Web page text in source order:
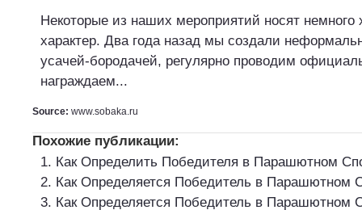
Некоторые из наших мероприятий носят немного
характер. Два года назад мы создали
усачей-бородачей, регулярно проводим
награждаем...
Source: www.sobaka.ru
Похожие публикации:
Как Определить Победителя в Парашютном
Как Определяется Победитель в Парашютном
Как Определяется Победитель в Парашютном